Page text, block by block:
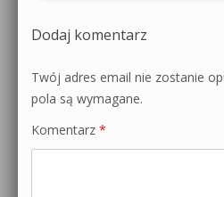
Dodaj komentarz
Twój adres email nie zostanie
pola są wymagane.
Komentarz *